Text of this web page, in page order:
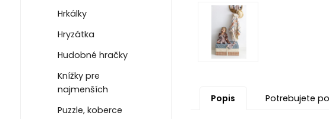
Hrkálky
Hryzátka
Hudobné hračky
Knížky pre
najmenších
Puzzle, koberce
Popis Potrebujete